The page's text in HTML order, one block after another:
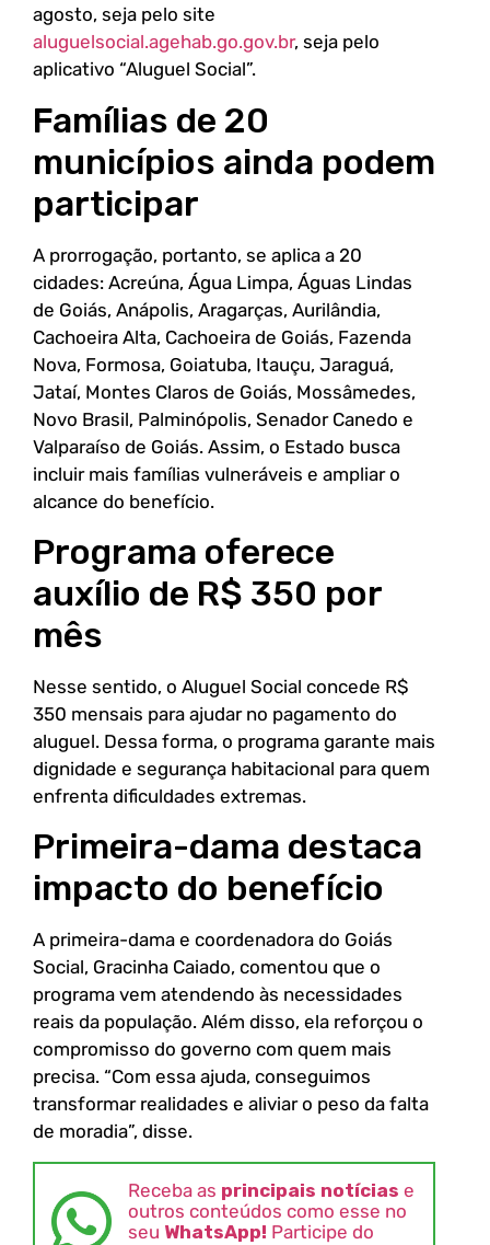
agosto, seja pelo site
aluguelsocial.agehab.go.gov.br, seja pelo
aplicativo “Aluguel Social”.
Famílias de 20
municípios ainda podem
participar
A prorrogação, portanto, se aplica a 20
cidades: Acreúna, Água Limpa, Águas Lindas
de Goiás, Anápolis, Aragarças, Aurilândia,
Cachoeira Alta, Cachoeira de Goiás, Fazenda
Nova, Formosa, Goiatuba, Itauçu, Jaraguá,
Jataí, Montes Claros de Goiás, Mossâmedes,
Novo Brasil, Palminópolis, Senador Canedo e
Valparaíso de Goiás. Assim, o Estado busca
incluir mais famílias vulneráveis e ampliar o
alcance do benefício.
Programa oferece
auxílio de R$ 350 por
mês
Nesse sentido, o Aluguel Social concede R$
350 mensais para ajudar no pagamento do
aluguel. Dessa forma, o programa garante mais
dignidade e segurança habitacional para quem
enfrenta dificuldades extremas.
Primeira-dama destaca
impacto do benefício
A primeira-dama e coordenadora do Goiás
Social, Gracinha Caiado, comentou que o
programa vem atendendo às necessidades
reais da população. Além disso, ela reforçou o
compromisso do governo com quem mais
precisa. “Com essa ajuda, conseguimos
transformar realidades e aliviar o peso da falta
de moradia”, disse.
Receba as principais notícias e
outros conteúdos como esse no
seu WhatsApp! Participe do